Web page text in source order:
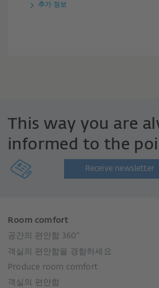
추가 정보
This way you are
informed to the
Receive newsletter
Room comfort
공간의 편안함 360°
객실의 편안함을 경험하세요
Produce room comfort
객실의 편안함